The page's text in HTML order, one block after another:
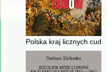
Polska kraj licznych cudów